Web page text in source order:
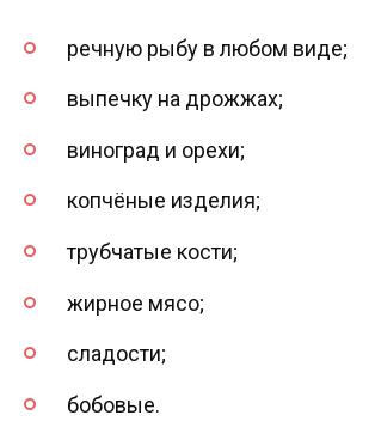
речную рыбу в любом виде;
выпечку на дрожжах;
виноград и орехи;
копчёные изделия;
трубчатые кости;
жирное мясо;
сладости;
бобовые.